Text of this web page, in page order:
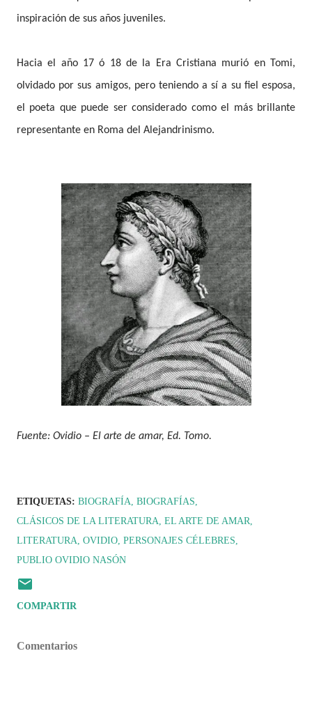
inspiración de sus años juveniles.
Hacia el año 17 ó 18 de la Era Cristiana murió en Tomi,
olvidado por sus amigos, pero teniendo a sí a su fiel esposa,
el poeta que puede ser considerado como el más brillante
representante en Roma del Alejandrinismo.
Fuente: Ovidio – El arte de amar, Ed. Tomo.
ETIQUETAS: BIOGRAFÍA BIOGRAFÍAS
CLÁSICOS DE LA LITERATURA EL ARTE DE AMAR
LITERATURA OVIDIO PERSONAJES CÉLEBRES
PUBLIO OVIDIO NASÓN
COMPARTIR
Comentarios